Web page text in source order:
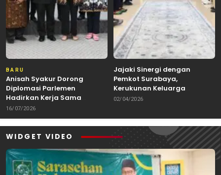
BARU
Anisah Syakur Dorong
Diplomasi Parlemen
Hadirkan Kerja Sama
Internasional yang
Berdampak bagi Kota Depok
16/07/2026
Jajaki Sinergi dengan
Pemkot Surabaya,
Kerukunan Keluarga
Kalimantan Dorong
Kuliner Nusantara
02/04/2026
WIDGET VIDEO